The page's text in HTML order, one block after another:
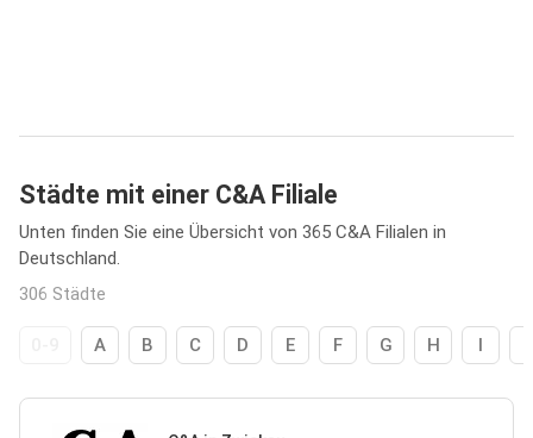
Städte mit einer C&A Filiale
Unten finden Sie eine Übersicht von 365 C&A Filialen in
Deutschland.
306 Städte
A B C D E F G H I